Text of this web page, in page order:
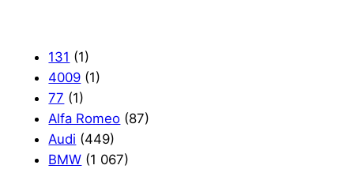
131 (1)
4009 (1)
77 (1)
Alfa Romeo (87)
Audi (449)
BMW (1 067)